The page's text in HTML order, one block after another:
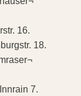
16.
18.
7.